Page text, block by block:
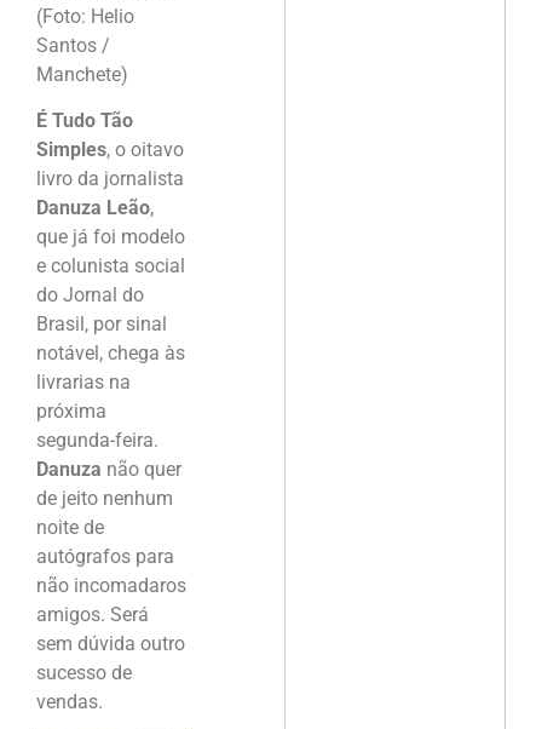
(Foto: Helio
Santos /
Manchete)
É Tudo Tão
Simples, o oitavo
livro da jornalista
Danuza Leão,
que já foi modelo
e colunista social
do Jornal do
Brasil, por sinal
notável, chega às
livrarias na
próxima
segunda-feira.
Danuza não quer
de jeito nenhum
noite de
autógrafos para
não incomadaros
amigos. Será
sem dúvida outro
sucesso de
vendas.